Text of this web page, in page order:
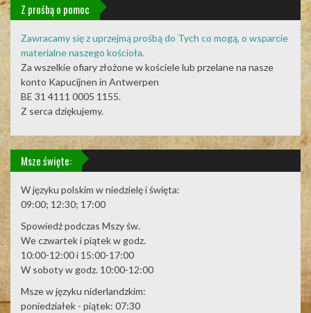
Z prośbą o pomoc
Zawracamy się z uprzejmą prośbą do Tych co mogą, o wsparcie
materialne naszego kościoła.
Za wszelkie ofiary złożone w kościele lub przelane na nasze
konto Kapucijnen in Antwerpen
BE 31 4111 0005 1155.
Z serca dziękujemy.
Msze święte:
W języku polskim w niedzielę i święta:
09:00; 12:30; 17:00
Spowiedź podczas Mszy św.
We czwartek i piątek w godz.
10:00-12:00 i 15:00-17:00
W soboty w godz. 10:00-12:00
Msze w języku niderlandzkim:
poniedziałek - piątek: 07:30